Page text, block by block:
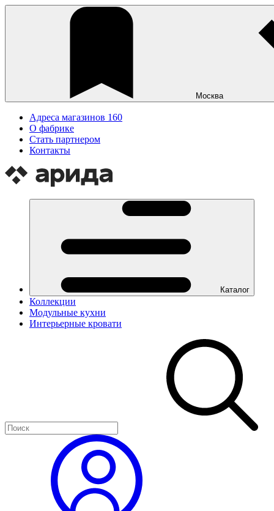
Москва
Адреса магазинов 160
О фабрике
Стать партнером
Контакты
Каталог
Коллекции
Модульные кухни
Интерьерные кровати